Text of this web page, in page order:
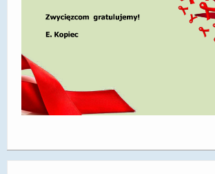
PROJEKT ,,SZKOŁY Z JAKOŚCIĄ –
KSZTAŁCENIA OGÓLNEGO NA
ŻORY”
REKRUTACJA 2026/2027
mLegitymacja